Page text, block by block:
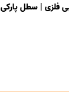
فلزی | سطل پارکی